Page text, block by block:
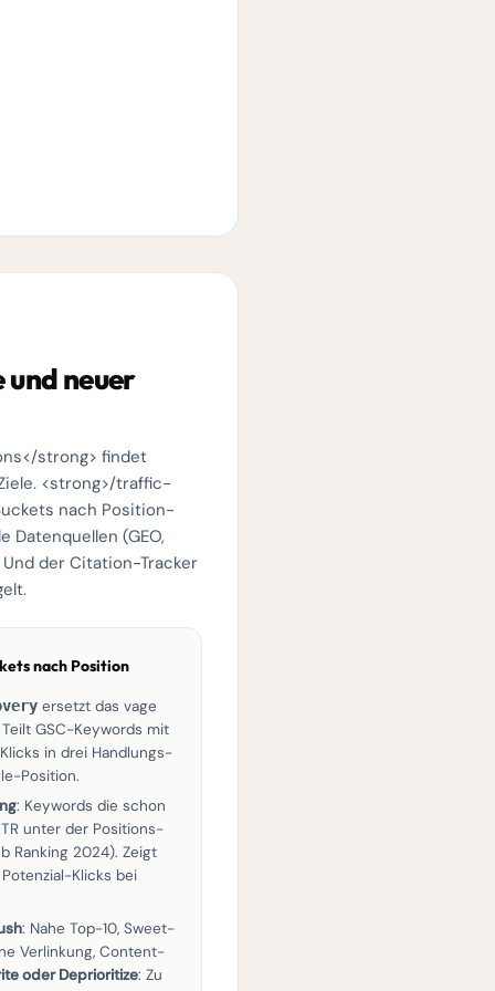
neuer
strong> findet
<strong>/traffic-
nach Position-
(GEO,
der Citation-Tracker
nach Position
ersetzt das vage
GSC-Keywords mit
in drei Handlungs-
Position.
: Keywords die schon
unter der Positions-
Ranking 2024). Zeigt
Klicks bei
: Nahe Top-10, Sweet-
Verlinkung, Content-
oder Deprioritize: Zu